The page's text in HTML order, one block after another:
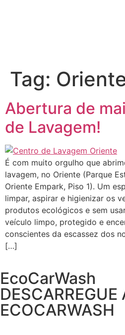
Tag:
Abertura de
de Lavagem!
É com muito orgulho que
lavagem, no Oriente (Parque
Oriente Empark, Piso 1). Um
limpar, aspirar e higienizar os
produtos ecológicos e sem
veículo limpo, protegido e
conscientes da escassez dos
[…]
EcoCarWash
DESCARREGUE
ECOCARWASH